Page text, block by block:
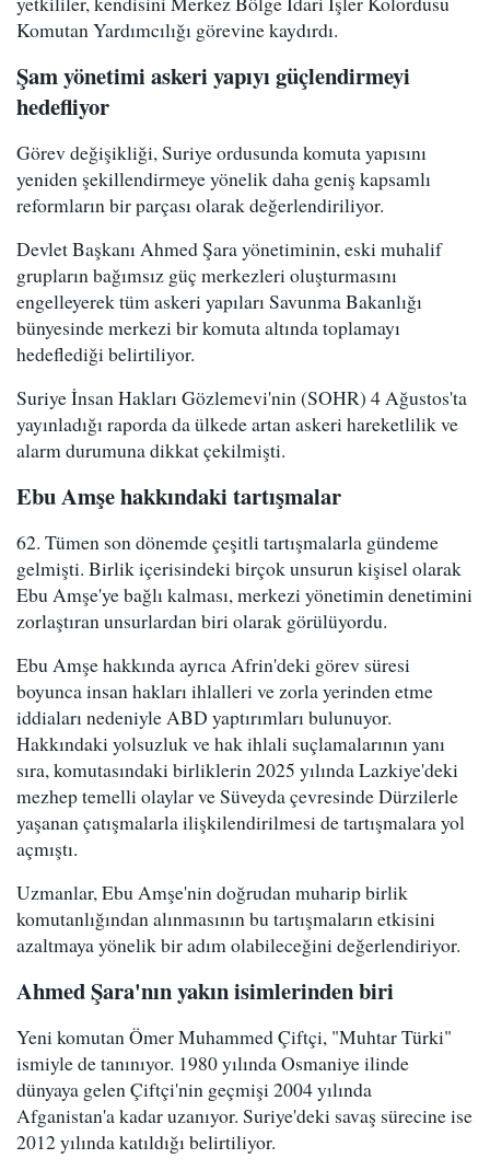
Komutan Yardımcılığı görevine kaydırdı.
Şam yönetimi askeri yapıyı güçlendirmeyi
hedefliyor
Görev değişikliği, Suriye ordusunda komuta yapısını
yeniden şekillendirmeye yönelik daha geniş kapsamlı
reformların bir parçası olarak değerlendiriliyor.
Devlet Başkanı Ahmed Şara yönetiminin, eski muhalif
grupların bağımsız güç merkezleri oluşturmasını
engelleyerek tüm askeri yapıları Savunma Bakanlığı
bünyesinde merkezi bir komuta altında toplamayı
hedeflediği belirtiliyor.
Suriye İnsan Hakları Gözlemevi'nin (SOHR) 4 Ağustos'ta
yayınladığı raporda da ülkede artan askeri hareketlilik ve
alarm durumuna dikkat çekilmişti.
Ebu Amşe hakkındaki tartışmalar
62. Tümen son dönemde çeşitli tartışmalarla gündeme
gelmişti. Birlik içerisindeki birçok unsurun kişisel olarak
Ebu Amşe'ye bağlı kalması, merkezi yönetimin denetimini
zorlaştıran unsurlardan biri olarak görülüyordu.
Ebu Amşe hakkında ayrıca Afrin'deki görev süresi
boyunca insan hakları ihlalleri ve zorla yerinden etme
iddiaları nedeniyle ABD yaptırımları bulunuyor.
Hakkındaki yolsuzluk ve hak ihlali suçlamalarının yanı
sıra, komutasındaki birliklerin 2025 yılında Lazkiye'deki
mezhep temelli olaylar ve Süveyda çevresinde Dürzilerle
yaşanan çatışmalarla ilişkilendirilmesi de tartışmalara yol
açmıştı.
Uzmanlar, Ebu Amşe'nin doğrudan muharip birlik
komutanlığından alınmasının bu tartışmaların etkisini
azaltmaya yönelik bir adım olabileceğini değerlendiriyor.
Ahmed Şara'nın yakın isimlerinden biri
Yeni komutan Ömer Muhammed Çiftçi, "Muhtar Türki"
ismiyle de tanınıyor. 1980 yılında Osmaniye ilinde
dünyaya gelen Çiftçi'nin geçmişi 2004 yılında
Afganistan'a kadar uzanıyor. Suriye'deki savaş sürecine ise
2012 yılında katıldığı belirtiliyor.